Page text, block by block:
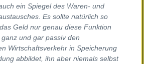
ein Spiegel des Waren- und
Es sollte natürlich so
Geld nur genau diese Funktion
und gar passiv den
Wirtschaftsverkehr in Speicherung
abbildet, ihn aber niemals selbst